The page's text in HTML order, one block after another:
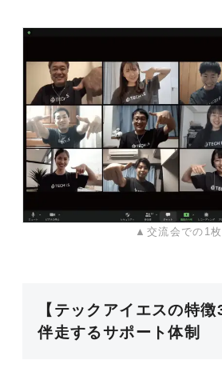
▲交流会での1枚
【テックアイエスの特
伴走するサポート体制